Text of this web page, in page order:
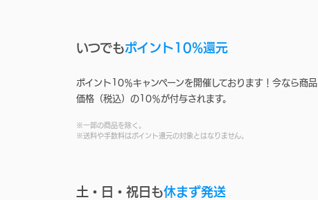
いつでもポイント10%還元
ポイント10％キャンペーンを開催しております！今なら商品
価格（税込）の10％が付与されます。
※一部の商品を除く。
※送料や手数料はポイント還元の対象とはなりません。
土・日・祝日も休まず発送